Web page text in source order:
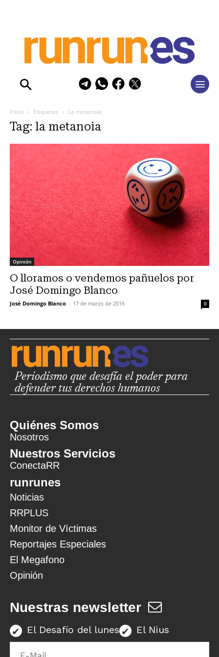
Inicio Etiquetas La metanoia
Tag: la metanoia
Opinión
O lloramos o vendemos pañuelos por
José Domingo Blanco
José Domingo Blanco - 17 de marzo de 2016 0
Periodismo que desafía el poder para
defender tus derechos humanos
Quiénes Somos
Nosotros
Nuestros Servicios
ConectaRR
runrunes
Noticias
RRPLUS
Monitor de Víctimas
Reportajes Especiales
El Megafono
Opinión
Nuestras newsletter
El Desafío del lunes El Nius